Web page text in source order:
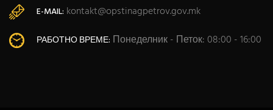
E-MAIL: kontakt@opstinagpetrov.gov.mk
РАБОТНО ВРЕМЕ: Понеделник - Петок: 08:00 - 16:00